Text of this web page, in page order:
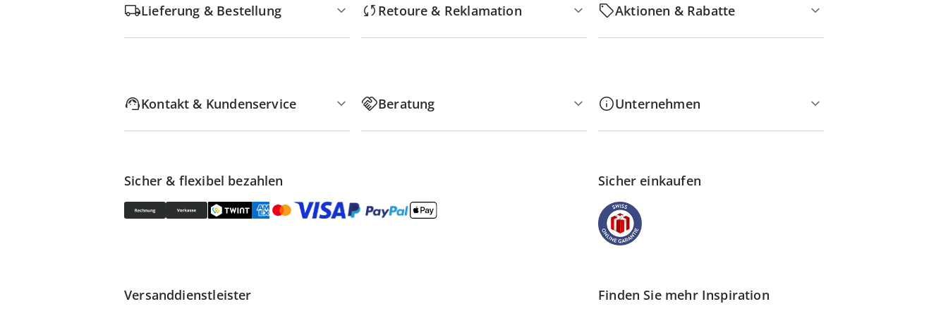
Lieferung & Bestellung Retoure & Reklamation Aktionen & Rabatte
Kontakt & Kundenservice Beratung Unternehmen
Sicher & flexibel bezahlen Sicher einkaufen
Versanddienstleister Finden Sie mehr Inspiration